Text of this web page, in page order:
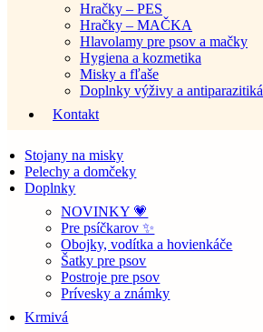
Hračky – PES
Hračky – MAČKA
Hlavolamy pre psov a mačky
Hygiena a kozmetika
Misky a fľaše
Doplnky výživy a antiparazitiká
Kontakt
Stojany na misky
Pelechy a domčeky
Doplnky
NOVINKY 💗
Pre psíčkarov ✨
Obojky, vodítka a hovienkáče
Šatky pre psov
Postroje pre psov
Prívesky a známky
Krmivá